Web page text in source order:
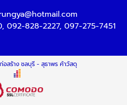
, 092-828-2227, 097-275-7451
อสร้าง ชลบุรี - สุธาพร ค้าวัสดุ